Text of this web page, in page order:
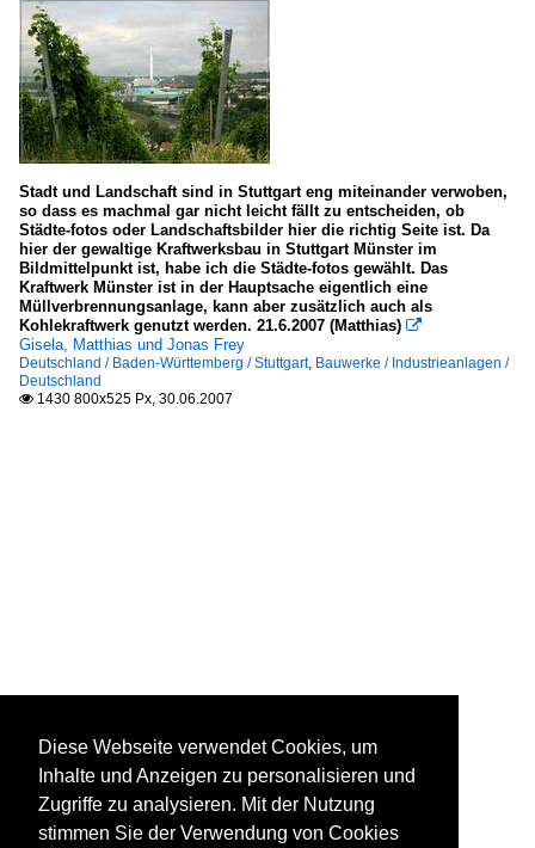
Stadt und Landschaft sind in Stuttgart eng miteinander verwoben,
so dass es machmal gar nicht leicht fällt zu entscheiden, ob
Städte-fotos oder Landschaftsbilder hier die richtig Seite ist. Da
hier der gewaltige Kraftwerksbau in Stuttgart Münster im
Bildmittelpunkt ist, habe ich die Städte-fotos gewählt. Das
Kraftwerk Münster ist in der Hauptsache eigentlich eine
Müllverbrennungsanlage, kann aber zusätzlich auch als
Kohlekraftwerk genutzt werden. 21.6.2007 (Matthias) 
Gisela, Matthias und Jonas Frey
Deutschland / Baden-Württemberg / Stuttgart, Bauwerke / Industrieanlagen /
Deutschland
 1430 800x525 Px, 30.06.2007
Diese Webseite verwendet Cookies, um
Inhalte und Anzeigen zu personalisieren und
Zugriffe zu analysieren. Mit der Nutzung
stimmen Sie der Verwendung von Cookies